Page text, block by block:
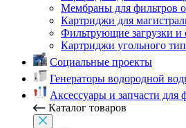
Мембраны для фильтров
Картриджи для
Фильтрующие загрузки и
Картриджи угольного
Социальные проекты
Генераторы водородной
Аксессуары и запчасти для
Каталог товаров